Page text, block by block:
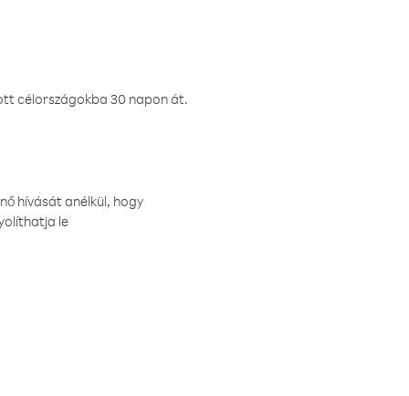
célországokba 30 napon át.
hívását anélkül, hogy
le